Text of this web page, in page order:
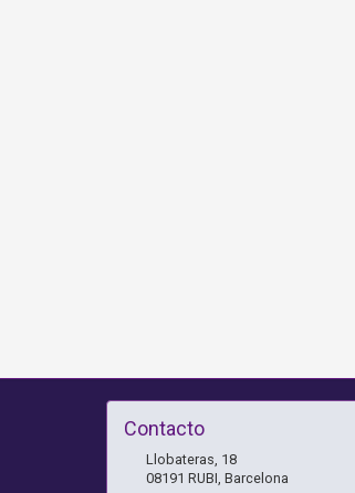
Contacto
Llobateras, 18
08191 RUBI, Barcelona